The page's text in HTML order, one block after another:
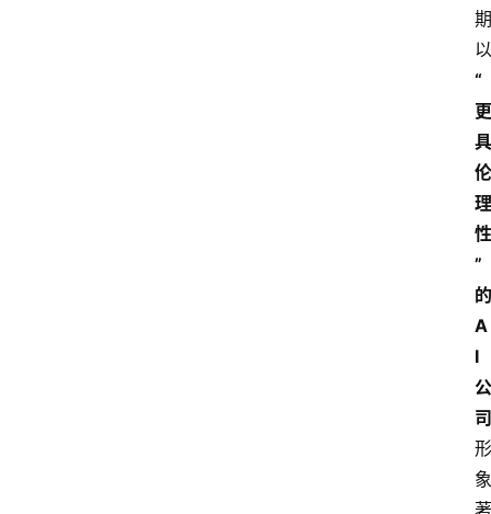
期
以
“
更
具
伦
理
性
”
的
A
I
公
司
形
象
著